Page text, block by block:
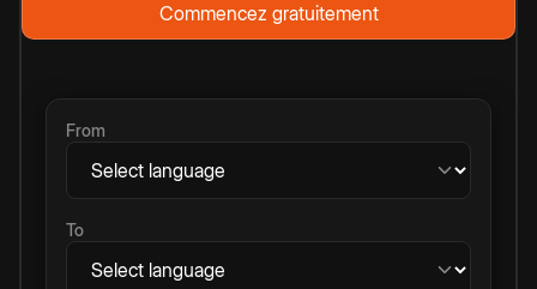
Commencez gratuitement
From
To